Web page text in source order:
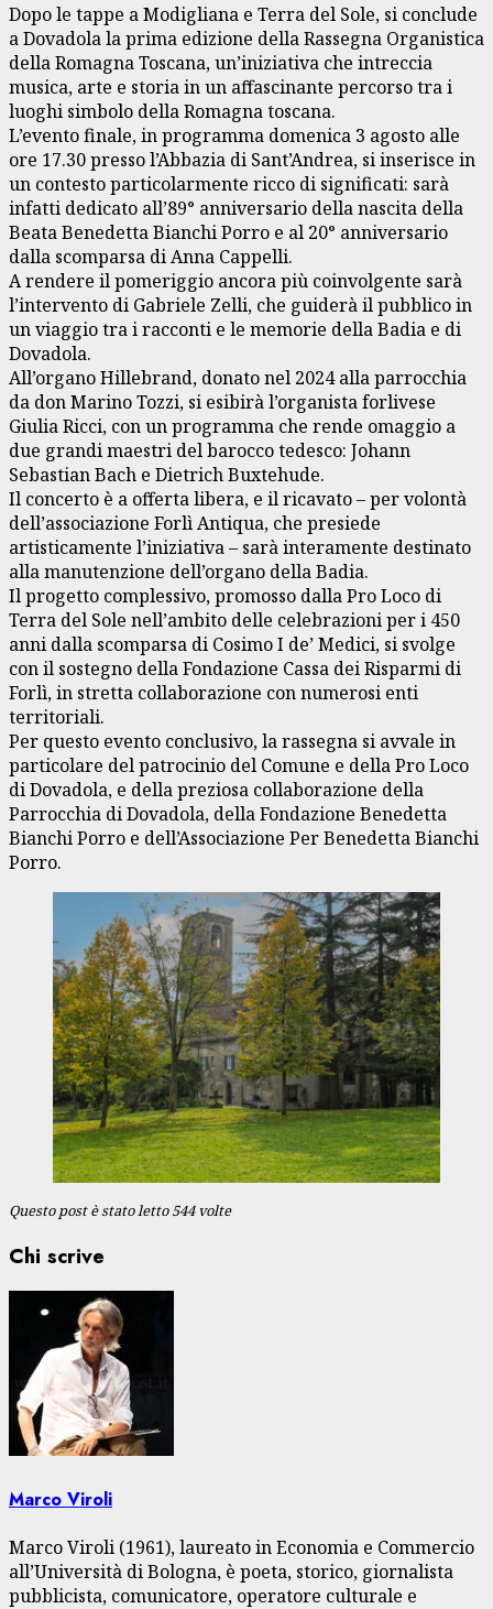
Dopo le tappe a Modigliana e Terra del Sole, si conclude
a Dovadola la prima edizione della Rassegna Organistica
della Romagna Toscana, un’iniziativa che intreccia
musica, arte e storia in un affascinante percorso tra i
luoghi simbolo della Romagna toscana.
L’evento finale, in programma domenica 3 agosto alle
ore 17.30 presso l’Abbazia di Sant’Andrea, si inserisce in
un contesto particolarmente ricco di significati: sarà
infatti dedicato all’89° anniversario della nascita della
Beata Benedetta Bianchi Porro e al 20° anniversario
dalla scomparsa di Anna Cappelli.
A rendere il pomeriggio ancora più coinvolgente sarà
l’intervento di Gabriele Zelli, che guiderà il pubblico in
un viaggio tra i racconti e le memorie della Badia e di
Dovadola.
All’organo Hillebrand, donato nel 2024 alla parrocchia
da don Marino Tozzi, si esibirà l’organista forlivese
Giulia Ricci, con un programma che rende omaggio a
due grandi maestri del barocco tedesco: Johann
Sebastian Bach e Dietrich Buxtehude.
Il concerto è a offerta libera, e il ricavato – per volontà
dell’associazione Forlì Antiqua, che presiede
artisticamente l’iniziativa – sarà interamente destinato
alla manutenzione dell’organo della Badia.
Il progetto complessivo, promosso dalla Pro Loco di
Terra del Sole nell’ambito delle celebrazioni per i 450
anni dalla scomparsa di Cosimo I de’ Medici, si svolge
con il sostegno della Fondazione Cassa dei Risparmi di
Forlì, in stretta collaborazione con numerosi enti
territoriali.
Per questo evento conclusivo, la rassegna si avvale in
particolare del patrocinio del Comune e della Pro Loco
di Dovadola, e della preziosa collaborazione della
Parrocchia di Dovadola, della Fondazione Benedetta
Bianchi Porro e dell’Associazione Per Benedetta Bianchi
Porro.
Questo post è stato letto 544 volte
Chi scrive
Marco Viroli
Marco Viroli (1961), laureato in Economia e Commercio
all’Università di Bologna, è poeta, storico, giornalista
pubblicista, comunicatore, operatore culturale e